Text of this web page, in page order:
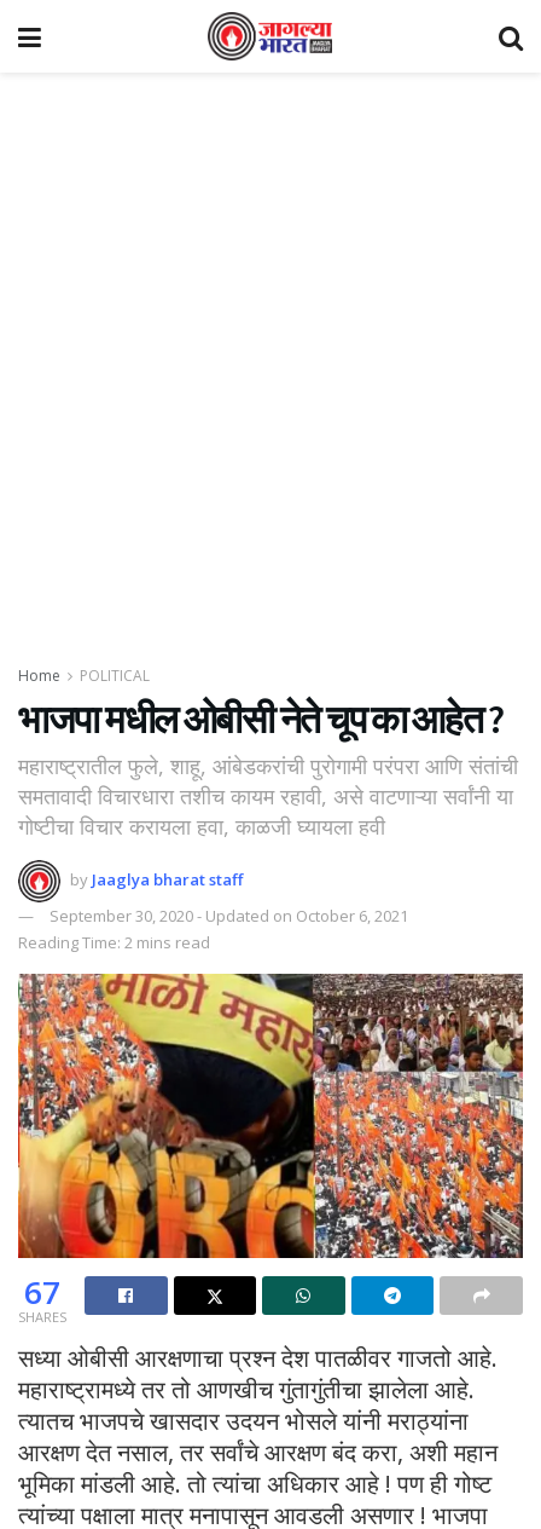
Home POLITICAL
भाजपा मधील ओबीसी नेते चूप का आहेत ?
महाराष्ट्रातील फुले, शाहू, आंबेडकरांची पुरोगामी परंपरा आणि संतांची
समतावादी विचारधारा तशीच कायम रहावी, असे वाटणाऱ्या सर्वांनी या
गोष्टीचा विचार करायला हवा, काळजी घ्यायला हवी
by Jaaglya bharat staff
September 30, 2020 - Updated on October 6, 2021
Reading Time: 2 mins read
67
SHARES
सध्या ओबीसी आरक्षणाचा प्रश्न देश पातळीवर गाजतो आहे.
महाराष्ट्रामध्ये तर तो आणखीच गुंतागुंतीचा झालेला आहे.
त्यातच भाजपचे खासदार उदयन भोसले यांनी मराठ्यांना
आरक्षण देत नसाल, तर सर्वांचे आरक्षण बंद करा, अशी महान
भूमिका मांडली आहे. तो त्यांचा अधिकार आहे ! पण ही गोष्ट
त्यांच्या पक्षाला मात्र मनापासून आवडली असणार ! भाजपा